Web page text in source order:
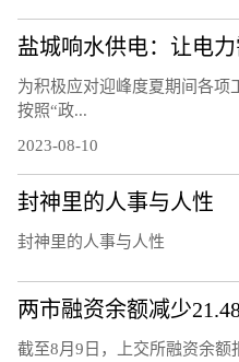
为积极应对迎峰度夏期间各项
按照“政...
2023-08-10
封神里的人事与人性
封神里的人事与人性
两市融资余额减少
截至8月9日，上交所融资余额